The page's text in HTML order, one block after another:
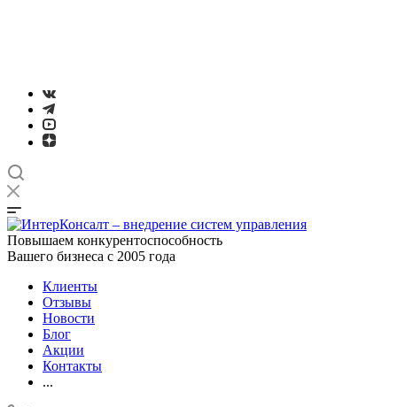
Повышаем конкурентоспособность
Вашего бизнеса с 2005 года
Клиенты
Отзывы
Новости
Блог
Акции
Контакты
...